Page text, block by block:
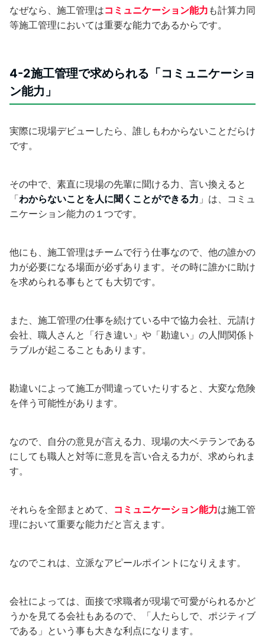
なぜなら、施工管理はコミュニケーション能力 も計算力同
等施工管理においては重要な能力であるからです。
4-2施工管理で求められる「コミュニケーショ
ン能力」
実際に現場デビューしたら、誰しもわからないことだらけ
です。
その中で、素直に現場の先輩に聞ける力、言い換えると
「わからないことを人に聞くことができる力 」は、コミュ
ニケーション能力の１つです。
他にも、施工管理はチームで行う仕事なので、他の誰かの
力が必要になる場面が必ずあります。その時に誰かに助け
を求められる事もとても大切です。
また、施工管理の仕事を続けている中で協力会社、元請け
会社、職人さんと「行き違い」や「勘違い」の人間関係ト
ラブルが起こることもあります。
勘違いによって施工が間違っていたりすると、大変な危険
を伴う可能性があります。
なので、自分の意見が言える力、現場の大ベテランである
にしても職人と対等に意見を言い合える力が、求められま
す。
それらを全部まとめて、 コミュニケーション能力は施工管
理において重要な能力だと言えます。
なのでこれは、立派なアピールポイントになりえます。
会社によっては、面接で求職者が現場で可愛がられるかど
うかを見てる会社もあるので、「人たらしで、ポジティブ
である」という事も大きな利点になります。